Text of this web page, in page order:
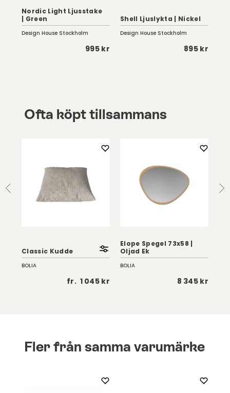
Nordic Light Ljusstake
| Green
Design House Stockholm
995 kr
Shell Ljuslykta | Nickel
Design House Stockholm
895 kr
Ofta köpt tillsammans
Classic Kudde
BOLIA
fr. 1 045 kr
Elope Spegel 73x58 |
Oljad Ek
BOLIA
8 345 kr
Fler från samma varumärke